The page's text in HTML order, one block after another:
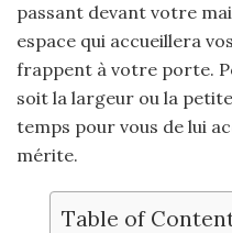
passant devant votre
espace qui accueillera
frappent à votre porte.
soit la largeur ou la
temps pour vous de lui
mérite.
Table of